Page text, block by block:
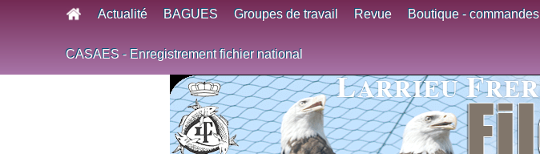
Actualité BAGUES Groupes de travail Revue Boutique - commandes
CASAES - Enregistrement fichier national